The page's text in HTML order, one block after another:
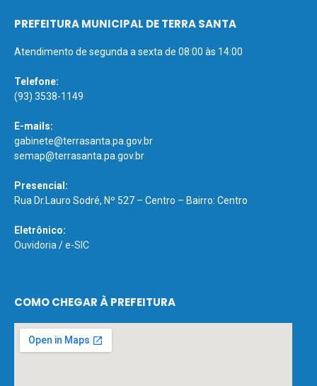
PREFEITURA MUNICIPAL DE TERRA SANTA
Atendimento de segunda a sexta de 08:00 às 14:00
Telefone:
(93) 3538-1149
E-mails:
gabinete@terrasanta.pa.gov.br
semap@terrasanta.pa.gov.br
Presencial:
Rua Dr.Lauro Sodré, Nº 527 – Centro – Bairro: Centro
Eletrônico:
Ouvidoria /e-SIC
COMO CHEGAR À PREFEITURA